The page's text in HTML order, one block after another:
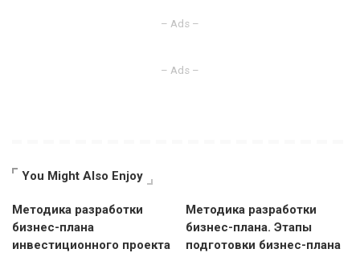
– Ads –
– Ads –
You Might Also Enjoy
Методика разработки
бизнес-плана
инвестиционного проекта
Методика разработки
бизнес-плана. Этапы
подготовки бизнес-плана